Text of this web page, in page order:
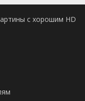
с хорошим HD